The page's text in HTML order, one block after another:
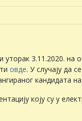
3.11.2020. на
овде. У случају да
кандидата
коју су у